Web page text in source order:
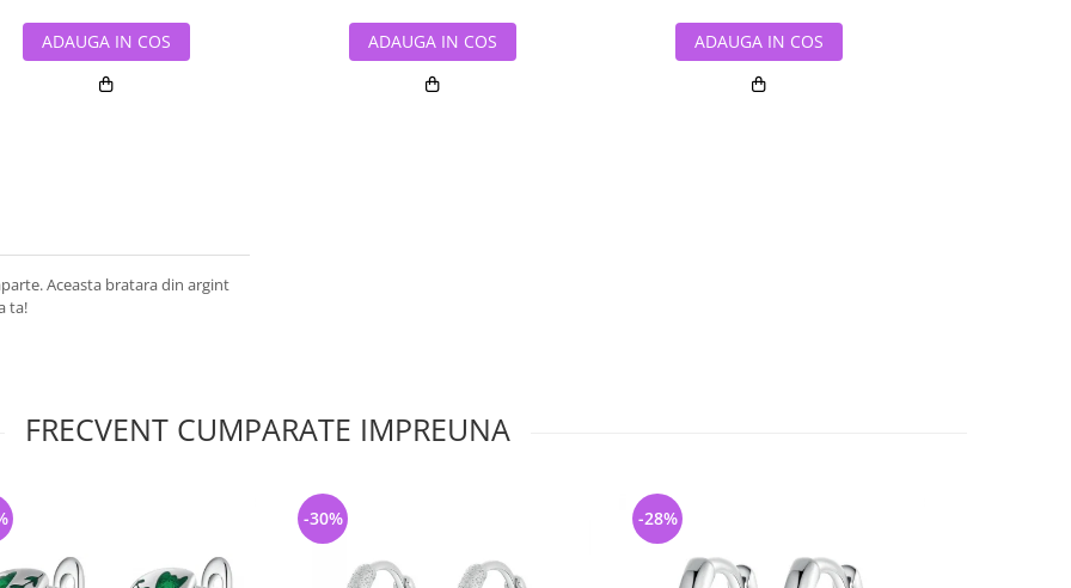
ADAUGA IN COS ADAUGA IN COS ADAUGA IN COS
Aceasta bratara din argint
ta!
FRECVENT CUMPARATE IMPREUNA
-30% -28%